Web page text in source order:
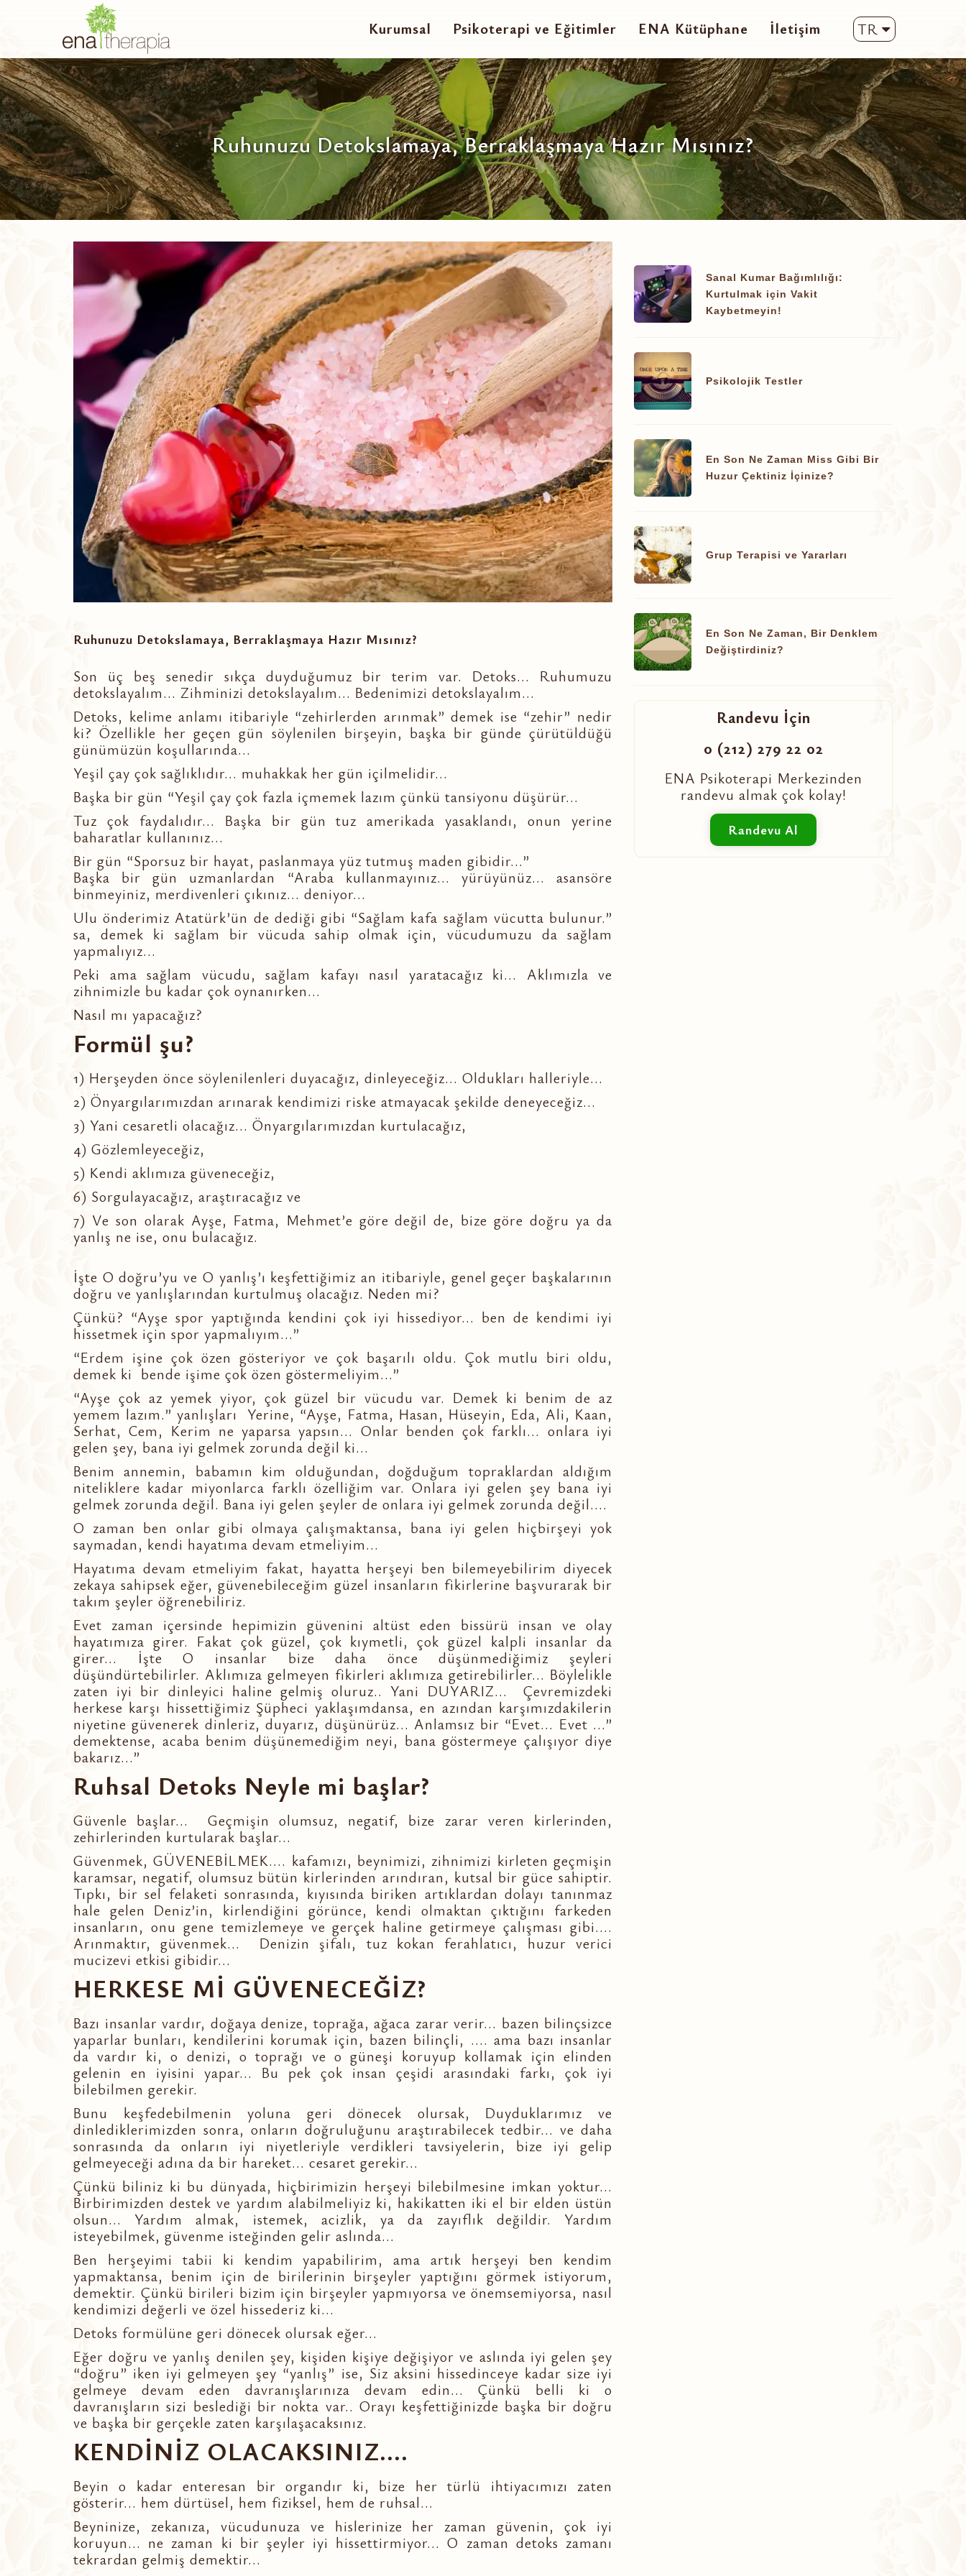
Kurumsal Psikoterapi ve Eğitimler ENA Kütüphane İletişim TR
Ruhunuzu Detokslamaya, Berraklaşmaya Hazır Mısınız?
Ruhunuzu Detokslamaya, Berraklaşmaya Hazır Mısınız?
Son üç beş senedir sıkça duyduğumuz bir terim var. Detoks... Ruhumuzu
detokslayalım... Zihminizi detokslayalım... Bedenimizi detokslayalım...
Detoks, kelime anlamı itibariyle “zehirlerden arınmak” demek ise “zehir” nedir
ki? Özellikle her geçen gün söylenilen birşeyin, başka bir günde çürütüldüğü
günümüzün koşullarında...
Yeşil çay çok sağlıklıdır... muhakkak her gün içilmelidir...
Başka bir gün “Yeşil çay çok fazla içmemek lazım çünkü tansiyonu düşürür...
Tuz çok faydalıdır... Başka bir gün tuz amerikada yasaklandı, onun yerine
baharatlar kullanınız...
Bir gün “Sporsuz bir hayat, paslanmaya yüz tutmuş maden gibidir...”
Başka bir gün uzmanlardan “Araba kullanmayınız... yürüyünüz... asansöre
binmeyiniz, merdivenleri çıkınız... deniyor...
Ulu önderimiz Atatürk’ün de dediği gibi “Sağlam kafa sağlam vücutta bulunur.”
sa, demek ki sağlam bir vücuda sahip olmak için, vücudumuzu da sağlam
yapmalıyız...
Peki ama sağlam vücudu, sağlam kafayı nasıl yaratacağız ki... Aklımızla ve
zihnimizle bu kadar çok oynanırken...
Nasıl mı yapacağız?
Formül şu?
1) Herşeyden önce söylenilenleri duyacağız, dinleyeceğiz... Oldukları halleriyle...
2) Önyargılarımızdan arınarak kendimizi riske atmayacak şekilde deneyeceğiz...
3) Yani cesaretli olacağız... Önyargılarımızdan kurtulacağız,
4) Gözlemleyeceğiz,
5) Kendi aklımıza güveneceğiz,
6) Sorgulayacağız, araştıracağız ve
7) Ve son olarak Ayşe, Fatma, Mehmet’e göre değil de, bize göre doğru ya da
yanlış ne ise, onu bulacağız.
İşte O doğru’yu ve O yanlış’ı keşfettiğimiz an itibariyle, genel geçer başkalarının
doğru ve yanlışlarından kurtulmuş olacağız. Neden mi?
Çünkü? “Ayşe spor yaptığında kendini çok iyi hissediyor... ben de kendimi iyi
hissetmek için spor yapmalıyım...”
“Erdem işine çok özen gösteriyor ve çok başarılı oldu. Çok mutlu biri oldu,
demek ki bende işime çok özen göstermeliyim...”
“Ayşe çok az yemek yiyor, çok güzel bir vücudu var. Demek ki benim de az
yemem lazım.” yanlışları Yerine, “Ayşe, Fatma, Hasan, Hüseyin, Eda, Ali, Kaan,
Serhat, Cem, Kerim ne yaparsa yapsın... Onlar benden çok farklı... onlara iyi
gelen şey, bana iyi gelmek zorunda değil ki...
Benim annemin, babamın kim olduğundan, doğduğum topraklardan aldığım
niteliklere kadar miyonlarca farklı özelliğim var. Onlara iyi gelen şey bana iyi
gelmek zorunda değil. Bana iyi gelen şeyler de onlara iyi gelmek zorunda değil....
O zaman ben onlar gibi olmaya çalışmaktansa, bana iyi gelen hiçbirşeyi yok
saymadan, kendi hayatıma devam etmeliyim...
Hayatıma devam etmeliyim fakat, hayatta herşeyi ben bilemeyebilirim diyecek
zekaya sahipsek eğer, güvenebileceğim güzel insanların fikirlerine başvurarak bir
takım şeyler öğrenebiliriz.
Evet zaman içersinde hepimizin güvenini altüst eden bissürü insan ve olay
hayatımıza girer. Fakat çok güzel, çok kıymetli, çok güzel kalpli insanlar da
girer... İşte O insanlar bize daha önce düşünmediğimiz şeyleri
düşündürtebilirler. Aklımıza gelmeyen fikirleri aklımıza getirebilirler... Böylelikle
zaten iyi bir dinleyici haline gelmiş oluruz.. Yani DUYARIZ... Çevremizdeki
herkese karşı hissettiğimiz Şüpheci yaklaşımdansa, en azından karşımızdakilerin
niyetine güvenerek dinleriz, duyarız, düşünürüz... Anlamsız bir “Evet... Evet ...”
demektense, acaba benim düşünemediğim neyi, bana göstermeye çalışıyor diye
bakarız...”
Ruhsal Detoks Neyle mi başlar?
Güvenle başlar... Geçmişin olumsuz, negatif, bize zarar veren kirlerinden,
zehirlerinden kurtularak başlar...
Güvenmek, GÜVENEBİLMEK.... kafamızı, beynimizi, zihnimizi kirleten geçmişin
karamsar, negatif, olumsuz bütün kirlerinden arındıran, kutsal bir güce sahiptir.
Tıpkı, bir sel felaketi sonrasında, kıyısında biriken artıklardan dolayı tanınmaz
hale gelen Deniz’in, kirlendiğini görünce, kendi olmaktan çıktığını farkeden
insanların, onu gene temizlemeye ve gerçek haline getirmeye çalışması gibi....
Arınmaktır, güvenmek... Denizin şifalı, tuz kokan ferahlatıcı, huzur verici
mucizevi etkisi gibidir...
HERKESE Mİ GÜVENECEĞİZ?
Bazı insanlar vardır, doğaya denize, toprağa, ağaca zarar verir... bazen bilinçsizce
yaparlar bunları, kendilerini korumak için, bazen bilinçli, .... ama bazı insanlar
da vardır ki, o denizi, o toprağı ve o güneşi koruyup kollamak için elinden
gelenin en iyisini yapar... Bu pek çok insan çeşidi arasındaki farkı, çok iyi
bilebilmen gerekir.
Bunu keşfedebilmenin yoluna geri dönecek olursak, Duyduklarımız ve
dinlediklerimizden sonra, onların doğruluğunu araştırabilecek tedbir... ve daha
sonrasında da onların iyi niyetleriyle verdikleri tavsiyelerin, bize iyi gelip
gelmeyeceği adına da bir hareket... cesaret gerekir...
Çünkü biliniz ki bu dünyada, hiçbirimizin herşeyi bilebilmesine imkan yoktur...
Birbirimizden destek ve yardım alabilmeliyiz ki, hakikatten iki el bir elden üstün
olsun... Yardım almak, istemek, acizlik, ya da zayıflık değildir. Yardım
isteyebilmek, güvenme isteğinden gelir aslında...
Ben herşeyimi tabii ki kendim yapabilirim, ama artık herşeyi ben kendim
yapmaktansa, benim için de birilerinin birşeyler yaptığını görmek istiyorum,
demektir. Çünkü birileri bizim için birşeyler yapmıyorsa ve önemsemiyorsa, nasıl
kendimizi değerli ve özel hissederiz ki...
Detoks formülüne geri dönecek olursak eğer...
Eğer doğru ve yanlış denilen şey, kişiden kişiye değişiyor ve aslında iyi gelen şey
“doğru” iken iyi gelmeyen şey “yanlış” ise, Siz aksini hissedinceye kadar size iyi
gelmeye devam eden davranışlarınıza devam edin... Çünkü belli ki o
davranışların sizi beslediği bir nokta var.. Orayı keşfettiğinizde başka bir doğru
ve başka bir gerçekle zaten karşılaşacaksınız.
KENDİNİZ OLACAKSINIZ....
Beyin o kadar enteresan bir organdır ki, bize her türlü ihtiyacımızı zaten
gösterir... hem dürtüsel, hem fiziksel, hem de ruhsal...
Beyninize, zekanıza, vücudunuza ve hislerinize her zaman güvenin, çok iyi
koruyun... ne zaman ki bir şeyler iyi hissettirmiyor... O zaman detoks zamanı
tekrardan gelmiş demektir...
Sanal Kumar Bağımlılığı:
Kurtulmak için Vakit
Kaybetmeyin!
Psikolojik Testler
En Son Ne Zaman Miss Gibi Bir
Huzur Çektiniz İçinize?
Grup Terapisi ve Yararları
En Son Ne Zaman, Bir Denklem
Değiştirdiniz?
Randevu İçin
0 (212) 279 22 02
ENA Psikoterapi Merkezinden
randevu almak çok kolay!
Randevu Al